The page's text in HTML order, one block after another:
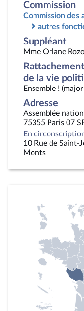
Commission
Commission des
autres
Suppléant
Mme Orlane
de la vie
Ensemble !
Adresse
Assemblée
75355 Paris 07
En
10 Rue de Saint-
Monts